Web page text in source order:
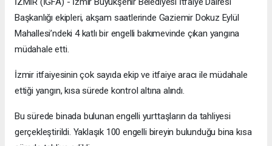
Başkanlığı ekipleri, akşam saatlerinde Gaziemir Dokuz Eylül
Mahallesi’ndeki 4 katlı bir engelli bakımevinde çıkan yangına
müdahale etti.
İzmir itfaiyesinin çok sayıda ekip ve itfaiye aracı ile müdahale
ettiği yangın, kısa sürede kontrol altına alındı.
Bu sürede binada bulunan engelli yurttaşların da tahliyesi
gerçekleştirildi. Yaklaşık 100 engelli bireyin bulunduğu bina kısa